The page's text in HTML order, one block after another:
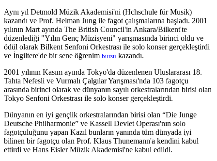
Aynı yıl Detmold Müzik Akademisi'ni (Hchschule für Musik)
kazandı ve Prof. Helman Jung ile fagot çalışmalarına başladı. 2001
yılının Mart ayında The British Council'in Ankara/Bilkent'te
düzenlediği "Yılın Genç Müzisyeni" yarışmasında birinci oldu ve
ödül olarak Bilkent Senfoni Orkestrası ile solo konser gerçekleştirdi
ve İngiltere'de bir sene öğrenim bursu kazandı.
2001 yılının Kasım ayında Tokyo'da düzenlenen Uluslararası 18.
Tahta Nefesli ve Vurmalı Çalgılar Yarışması'nda 103 fagotçu
arasında birinci olarak ve dünyanın sayılı orkestralarından birisi olan
Tokyo Senfoni Orkestrası ile solo konser gerçekleştirdi.
Dünyanın en iyi gençlik orkestralarından birisi olan “Die Junge
Deutsche Philharmonie” ve Kassell Devlet Operası'nın solo
fagotçuluğunu yapan Kazıl bunların yanında tüm dünyada iyi
bilinen bir fagotçu olan Prof. Klaus Thunemann'a kendini kabul
ettirdi ve Hans Eisler Müzik Akademisi'ne kabul edildi.